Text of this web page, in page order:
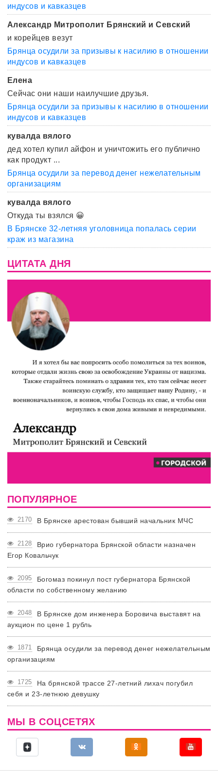
индусов и кавказцев
Александр Митрополит Брянский и Севский
и корейцев везут
Брянца осудили за призывы к насилию в отношении
индусов и кавказцев
Елена
Сейчас они наши наилучшие друзья.
Брянца осудили за призывы к насилию в отношении
индусов и кавказцев
кувалда вялого
дед хотел купил айфон и уничтожить его публично
как продукт ...
Брянца осудили за перевод денег нежелательным
организациям
кувалда вялого
Откуда ты взялся 😀
В Брянске 32-летняя уголовница попалась серии
краж из магазина
ЦИТАТА ДНЯ
ПОПУЛЯРНОЕ
2170 В Брянске арестован бывший начальник МЧС
2128
Врио губернатора Брянской области назначен
Егор Ковальчук
2095
Богомаз покинул пост губернатора Брянской
области по собственному желанию
2048
В Брянске дом инженера Боровича выставят на
аукцион по цене 1 рубль
1871
Брянца осудили за перевод денег нежелательным
организациям
1725
На брянской трассе 27-летний лихач погубил
себя и 23-летнюю девушку
МЫ В СОЦСЕТЯХ